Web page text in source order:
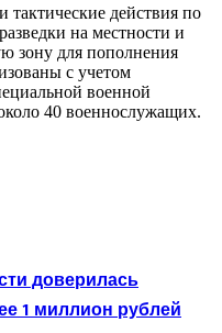
действия по
на местности и
зону для пополнения
с учетом
военной
40 военнослужащих.
доверилась
1 миллион рублей